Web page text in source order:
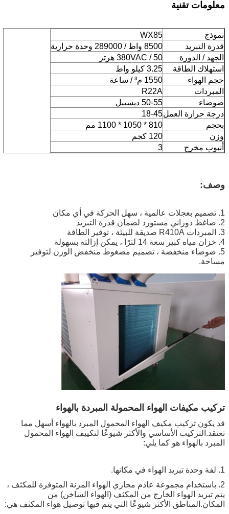
معلومات تقنية
نموذج
WX85
قدرة التبريد
8500 واط / 289000 وحدة حرارية
الجهد / الدورة
380VAC / 50 هرتز
استهلاك الطاقة
3.25 كيلو واط
حجم الهواء
1550 م³ / ساعة
المبردات
R22A
ضوضاء
50-55 ديسيبل
درجة حرارة العمل18-45
بحجم
810 * 1050 * 1100 مم
وزن
120 كجم
أنبوب مخرج
3
وصف:
1. تصميم بعجلات عالمية ، سهل الحركة في أي مكان
2. ضاغط دوراني مستورد لضمان قدرة التبريد
3. المبردات R410A صديقة للبيئة ، توفير الطاقة
4. خزان مياه كبير سعة 14 لترًا ، يمكن إزالته بسهولة
5. ضوضاء منخفضة ، تصميم مضغوط منخفض الوزن لتوفير
مساحة.
تركيب مكيفات الهواء المحمولة المبردة بالهواء
قد يكون تركيب مكيف الهواء المحمول المبرد بالهواء أسهل مما
تعتقد.التركيب الأساسي والأكثر شيوعًا لتكييف الهواء المحمول
المبرد بالهواء هو كما يلي:
1. لفة وحدة تبريد الهواء في مكانها.
2. باستخدام مجموعة عادم مجاري الهواء المرنة المتوفرة للمكثف ،
يتم تبريد الهواء الخارج من المكثف (الهواء الساخن) من
المكان.المناطق الأكثر شيوعًا التي يتم فيها توصيل هواء المكثف هي: